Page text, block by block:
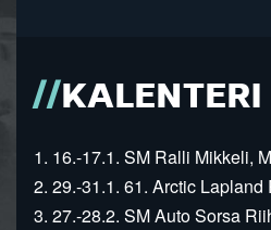
1. 16.-17.1. SM Ralli Mikkeli,
2. 29.-31.1. 61. Arctic Lapland
3. 27.-28.2. SM Auto Sorsa